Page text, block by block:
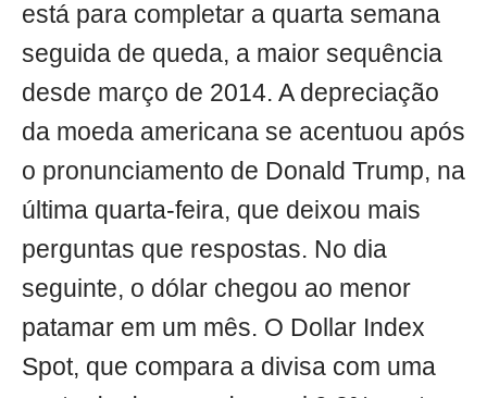
está para completar a quarta semana
seguida de queda, a maior sequência
desde março de 2014. A depreciação
da moeda americana se acentuou após
o pronunciamento de Donald Trump, na
última quarta-feira, que deixou mais
perguntas que respostas. No dia
seguinte, o dólar chegou ao menor
patamar em um mês. O Dollar Index
Spot, que compara a divisa com uma